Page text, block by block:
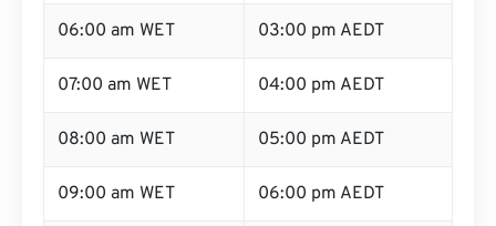
06:00 am WET 03:00 pm AEDT
07:00 am WET 04:00 pm AEDT
08:00 am WET 05:00 pm AEDT
09:00 am WET 06:00 pm AEDT